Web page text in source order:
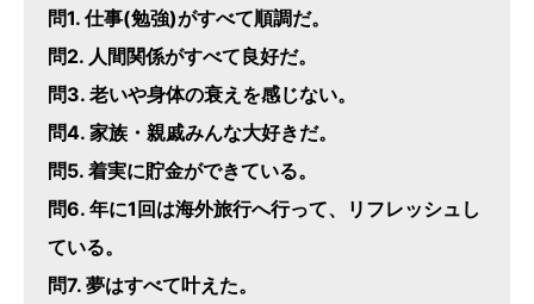
問1. 仕事(勉強)がすべて順調だ。
問2. 人間関係がすべて良好だ。
問3. 老いや身体の衰えを感じない。
問4. 家族・親戚みんな大好きだ。
問5. 着実に貯金ができている。
問6. 年に1回は海外旅行へ行って、リフレッシュし
ている。
問7. 夢はすべて叶えた。